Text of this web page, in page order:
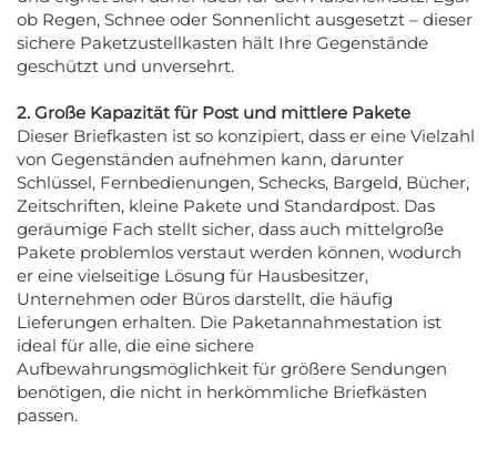
ob Regen, Schnee oder Sonnenlicht ausgesetzt – dieser
sichere Paketzustellkasten hält Ihre Gegenstände
geschützt und unversehrt.
2. Große Kapazität für Post und mittlere Pakete
Dieser Briefkasten ist so konzipiert, dass er eine Vielzahl
von Gegenständen aufnehmen kann, darunter
Schlüssel, Fernbedienungen, Schecks, Bargeld, Bücher,
Zeitschriften, kleine Pakete und Standardpost. Das
geräumige Fach stellt sicher, dass auch mittelgroße
Pakete problemlos verstaut werden können, wodurch
er eine vielseitige Lösung für Hausbesitzer,
Unternehmen oder Büros darstellt, die häufig
Lieferungen erhalten. Die Paketannahmestation ist
ideal für alle, die eine sichere
Aufbewahrungsmöglichkeit für größere Sendungen
benötigen, die nicht in herkömmliche Briefkästen
passen.